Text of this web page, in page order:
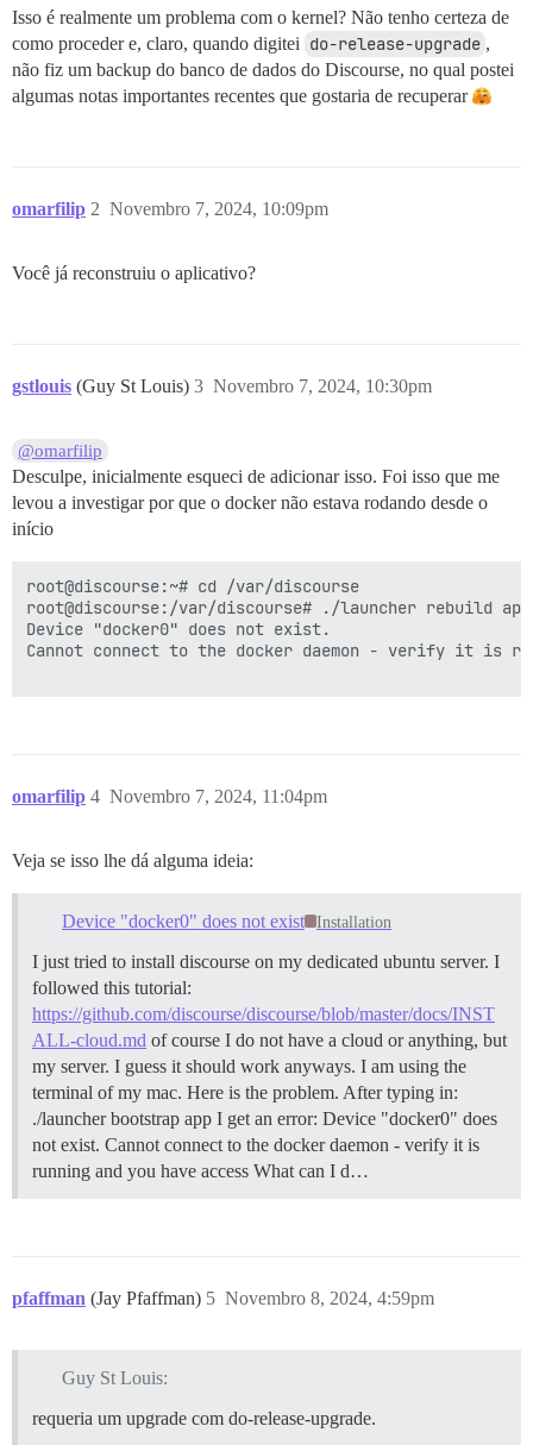
Isso é realmente um problema com o kernel? Não tenho certeza de
como proceder e, claro, quando digitei do-release-upgrade ,
não fiz um backup do banco de dados do Discourse, no qual postei
algumas notas importantes recentes que gostaria de recuperar
omarfilip Novembro 7, 2024, 10:09pm
2
Você já reconstruiu o aplicativo?
gstlouis (Guy St Louis) Novembro 7, 2024, 10:30pm
3
@omarfilip
Desculpe, inicialmente esqueci de adicionar isso. Foi isso que me
levou a investigar por que o docker não estava rodando desde o
início
root@discourse:~# cd /var/discourse
root@discourse:/var/discourse# ./launcher rebuild app
Device "docker0" does not exist.
Cannot connect to the docker daemon - verify it is
omarfilip Novembro 7, 2024, 11:04pm
4
Veja se isso lhe dá alguma ideia:
Device "docker0" does not exist Installation
I just tried to install discourse on my dedicated ubuntu server. I
followed this tutorial:
https://github.com/discourse/discourse/blob/master/docs/INST
ALL-cloud.md of course I do not have a cloud or anything, but
my server. I guess it should work anyways. I am using the
terminal of my mac. Here is the problem. After typing in:
./launcher bootstrap app I get an error: Device "docker0" does
not exist. Cannot connect to the docker daemon - verify it is
running and you have access What can I d…
pfaffman (Jay Pfaffman) Novembro 8, 2024, 4:59pm
5
Guy St Louis:
requeria um upgrade com do-release-upgrade.